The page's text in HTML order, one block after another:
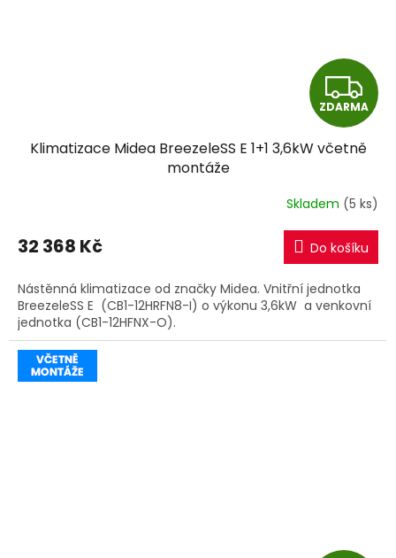
Z
D
A
R
M
A
ZDARMA
Klimatizace Midea BreezeleSS E 1+1 3,6kW včetně
montáže
Skladem (5 ks)
32 368 Kč Do košíku
Nástěnná klimatizace od značky Midea. Vnitřní jednotka
BreezeleSS E (CB1-12HRFN8-I) o výkonu 3,6kW a venkovní
jednotka (CB1-12HFNX-O).